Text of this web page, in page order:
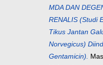
MDA DAN
RENALIS (Studi
Tikus Jantan
Norvegicus)
Gentamicin).